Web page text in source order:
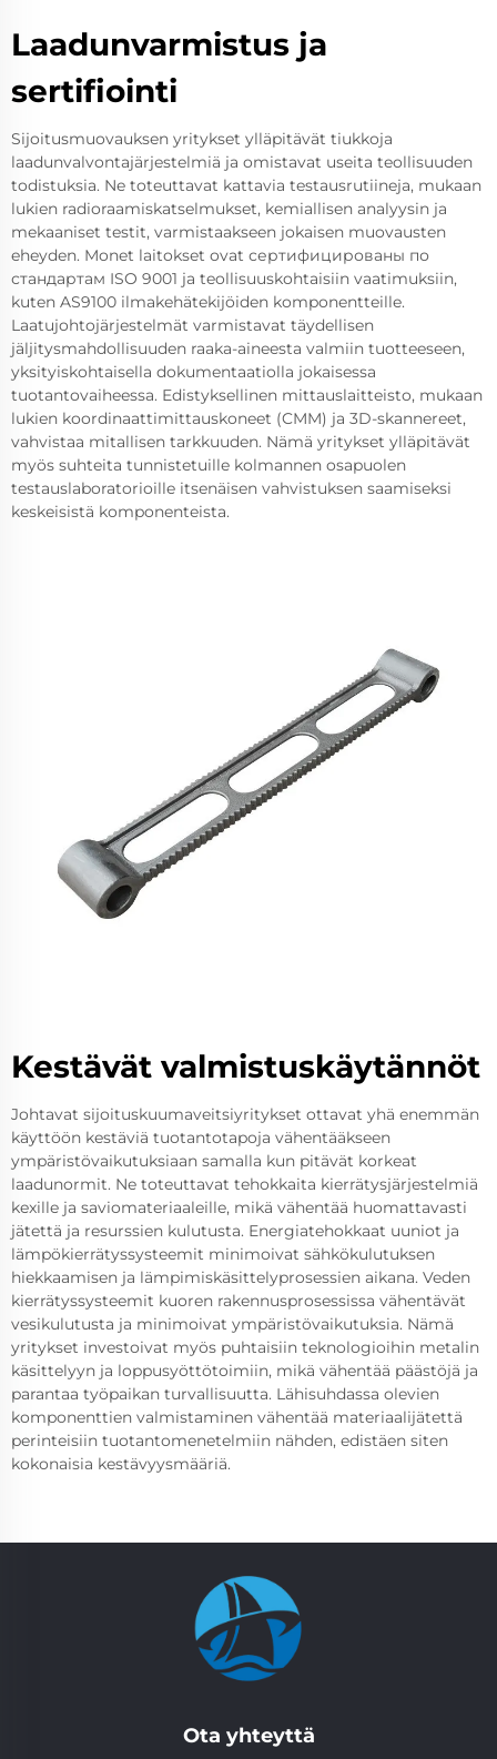
Laadunvarmistus ja
sertifiointi
Sijoitusmuovauksen yritykset ylläpitävät tiukkoja
laadunvalvontajärjestelmiä ja omistavat useita teollisuuden
todistuksia. Ne toteuttavat kattavia testausrutiineja, mukaan
lukien radioraamiskatselmukset, kemiallisen analyysin ja
mekaaniset testit, varmistaakseen jokaisen muovausten
eheyden. Monet laitokset ovat сертифицированы по
стандартам ISO 9001 ja teollisuuskohtaisiin vaatimuksiin,
kuten AS9100 ilmakehätekijöiden komponentteille.
Laatujohtojärjestelmät varmistavat täydellisen
jäljitysmahdollisuuden raaka-aineesta valmiin tuotteeseen,
yksityiskohtaisella dokumentaatiolla jokaisessa
tuotantovaiheessa. Edistyksellinen mittauslaitteisto, mukaan
lukien koordinaattimittauskoneet (CMM) ja 3D-skannereet,
vahvistaa mitallisen tarkkuuden. Nämä yritykset ylläpitävät
myös suhteita tunnistetuille kolmannen osapuolen
testauslaboratorioille itsenäisen vahvistuksen saamiseksi
keskeisistä komponenteista.
Kestävät valmistuskäytännöt
Johtavat sijoituskuumaveitsiyritykset ottavat yhä enemmän
käyttöön kestäviä tuotantotapoja vähentääkseen
ympäristövaikutuksiaan samalla kun pitävät korkeat
laadunormit. Ne toteuttavat tehokkaita kierrätysjärjestelmiä
kexille ja saviomateriaaleille, mikä vähentää huomattavasti
jätettä ja resurssien kulutusta. Energiatehokkaat uuniot ja
lämpökierrätyssysteemit minimoivat sähkökulutuksen
hiekkaamisen ja lämpimiskäsittelyprosessien aikana. Veden
kierrätyssysteemit kuoren rakennusprosessissa vähentävät
vesikulutusta ja minimoivat ympäristövaikutuksia. Nämä
yritykset investoivat myös puhtaisiin teknologioihin metalin
käsittelyyn ja loppusyöttötoimiin, mikä vähentää päästöjä ja
parantaa työpaikan turvallisuutta. Lähisuhdassa olevien
komponenttien valmistaminen vähentää materiaalijätettä
perinteisiin tuotantomenetelmiin nähden, edistäen siten
kokonaisia kestävyysmääriä.
Ota yhteyttä